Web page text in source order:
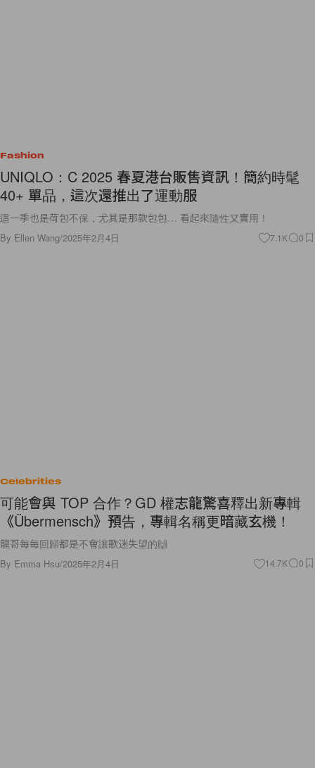
Fashion
UNIQLO：C 2025 春夏港台販售資訊！簡約時髦
40+ 單品，這次還推出了運動服
這一季也是荷包不保，尤其是那款包包… 看起來隨性又實用！
By Ellen Wang/2025年2月4日 7.1K 0
Celebrities
可能會與 TOP 合作？GD 權志龍驚喜釋出新專輯
《Übermensch》預告，專輯名稱更暗藏玄機！
龍哥每每回歸都是不會讓歌迷失望的🙌
By Emma Hsu/2025年2月4日 14.7K 0